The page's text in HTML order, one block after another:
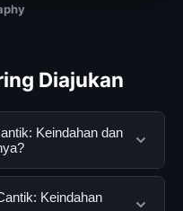
Diajukan
Keindahan dan
adalah layanan
Keindahan